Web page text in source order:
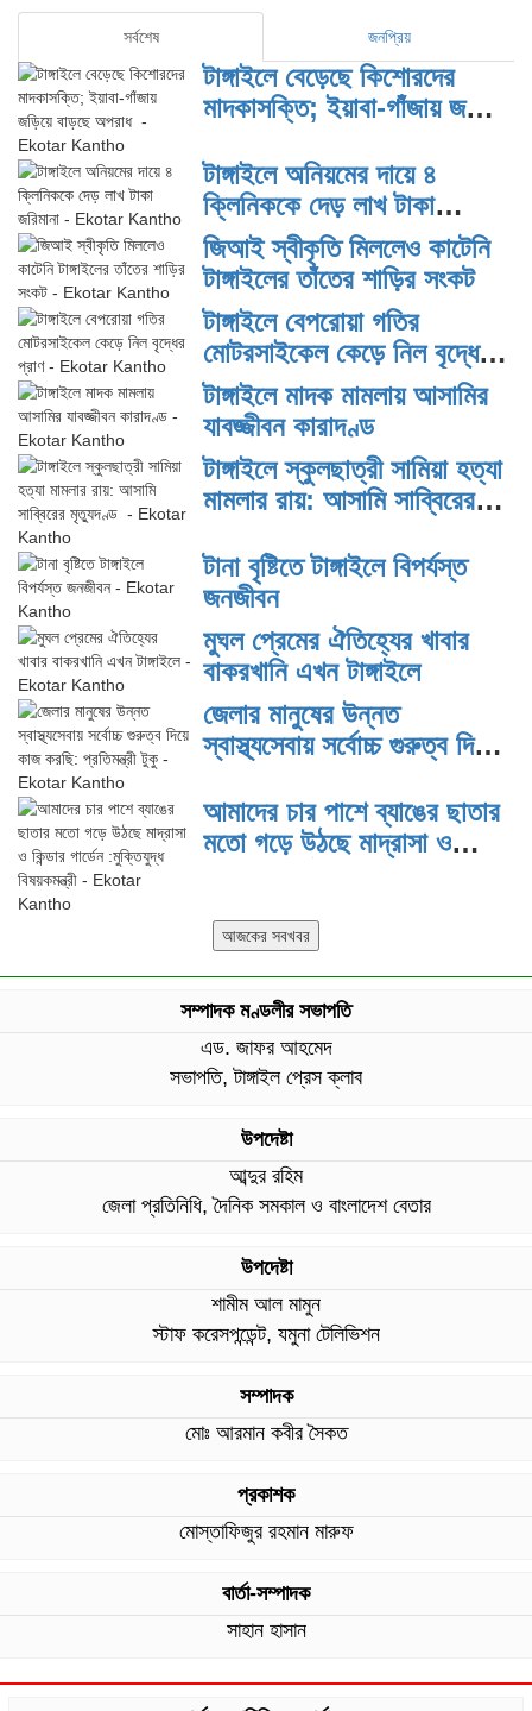
সর্বশেষ জনপ্রিয়
টাঙ্গাইলে বেড়েছে কিশোরদের
মাদকাসক্তি; ইয়াবা-গাঁজায় জড়িয়ে
টাঙ্গাইলে অনিয়মের দায়ে ৪
ক্লিনিককে দেড় লাখ টাকা
জরিমানা
জিআই স্বীকৃতি মিললেও কাটেনি
টাঙ্গাইলের তাঁতের শাড়ির সংকট
টাঙ্গাইলে বেপরোয়া গতির
মোটরসাইকেল কেড়ে নিল বৃদ্ধের
প্রাণ
টাঙ্গাইলে মাদক মামলায় আসামির
যাবজ্জীবন কারাদণ্ড
টাঙ্গাইলে স্কুলছাত্রী সামিয়া হত্যা
মামলার রায়: আসামি সাব্বিরের
টানা বৃষ্টিতে টাঙ্গাইলে বিপর্যস্ত
জনজীবন
মুঘল প্রেমের ঐতিহ্যের খাবার
বাকরখানি এখন টাঙ্গাইলে
জেলার মানুষের উন্নত
স্বাস্থ্যসেবায় সর্বোচ্চ গুরুত্ব দিয়ে
আমাদের চার পাশে ব্যাঙের ছাতার
মতো গড়ে উঠছে মাদ্রাসা ও
সম্পাদক মণ্ডলীর সভাপতি
এড. জাফর আহমেদ
সভাপতি, টাঙ্গাইল প্রেস ক্লাব
উপদেষ্টা
আব্দুর রহিম
জেলা প্রতিনিধি, দৈনিক সমকাল ও বাংলাদেশ বেতার
উপদেষ্টা
শামীম আল মামুন
স্টাফ করেসপন্ডেন্ট, যমুনা টেলিভিশন
সম্পাদক
মোঃ আরমান কবীর সৈকত
প্রকাশক
মোস্তাফিজুর রহমান মারুফ
বার্তা-সম্পাদক
সাহান হাসান